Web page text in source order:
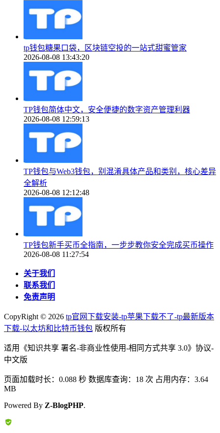
tp钱包糖果口袋，区块链空投的一站式甜蜜管家
2026-08-08 13:43:20
TP钱包简体中文，安全便捷的数字资产管理利器
2026-08-08 12:59:13
TP钱包与Web3钱包，别混淆具体产品和类别，核心差异
全解析
2026-08-08 12:12:48
TP钱包新手买币全指南，一步步教你安全完成买币操作
2026-08-08 11:27:54
关于我们
联系我们
免责声明
CopyRight © 2026 tp官网下载安装-tp苹果下载不了-tp最新版本
下载-以太坊和比特币钱包 版权所有
适用《知识共享 署名-非商业性使用-相同方式共享 3.0》协议-
中文版
页面加载时长：0.088 秒 数据库查询：18 次 占用内存：3.64
MB
Powered By Z-BlogPHP.